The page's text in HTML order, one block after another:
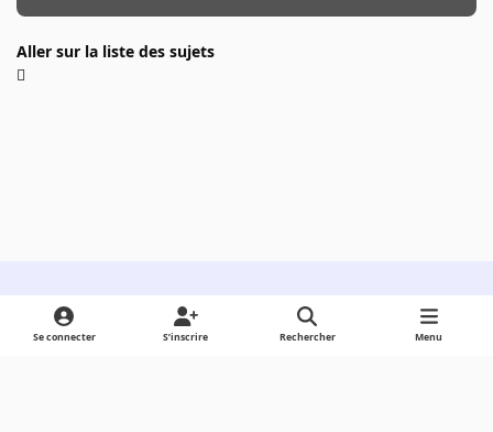
Aller sur la liste des sujets
Light ModeDark ModeSystem Preference
Se connecter S’inscrire Rechercher Menu